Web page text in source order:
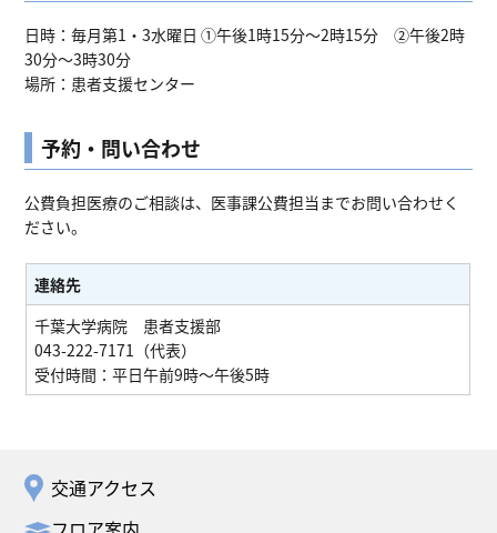
日時：毎月第1・3水曜日 ①午後1時15分～2時15分 ②午後2時
30分～3時30分
場所：患者支援センター
予約・問い合わせ
公費負担医療のご相談は、医事課公費担当までお問い合わせく
ださい。
連絡先
千葉大学病院 患者支援部
043-222-7171（代表）
受付時間：平日午前9時～午後5時
交通アクセス